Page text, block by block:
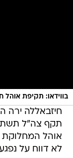
בווידאו: תקיפת אוהל
חיזבאללה ירה
תקף צה"ל
אוהל המחלוקת
לא דווח על